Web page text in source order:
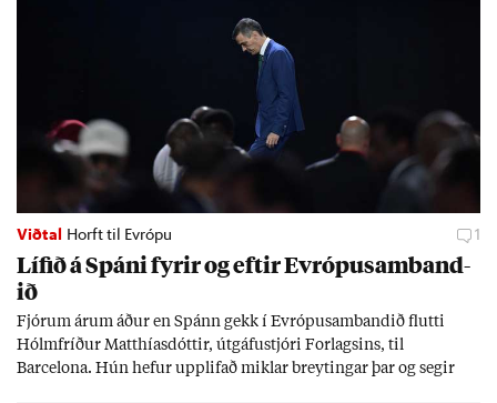
Viðtal Horft til Evrópu 1
Líf­ið á Spáni fyr­ir og eft­ir Evr­ópu­sam­band­
ið
Fjór­um ár­um áð­ur en Spánn gekk í Evr­ópu­sam­band­ið flutti
Hólm­fríð­ur Matth­ías­dótt­ir, út­gáfu­stjóri For­lags­ins, til
Barcelona. Hún hef­ur upp­lif­að mikl­ar breyt­ing­ar þar og seg­ir